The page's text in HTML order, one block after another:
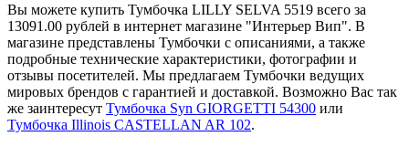
Вы можете купить Тумбочка LILLY SELVA 5519 всего за
13091.00 рублей в интернет магазине "Интерьер Вип". В
магазине представлены Тумбочки с описаниями, а также
подробные технические характеристики, фотографии и
отзывы посетителей. Мы предлагаем Тумбочки ведущих
мировых брендов с гарантией и доставкой. Возможно Вас так
же заинтересут Тумбочка Syn GIORGETTI 54300 или
Тумбочка Illinois CASTELLAN AR 102.